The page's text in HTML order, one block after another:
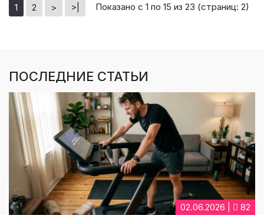
1 2 > >| Показано с 1 по 15 из 23 (страниц: 2)
ПОСЛЕДНИЕ СТАТЬИ
02.06.2026 | 82